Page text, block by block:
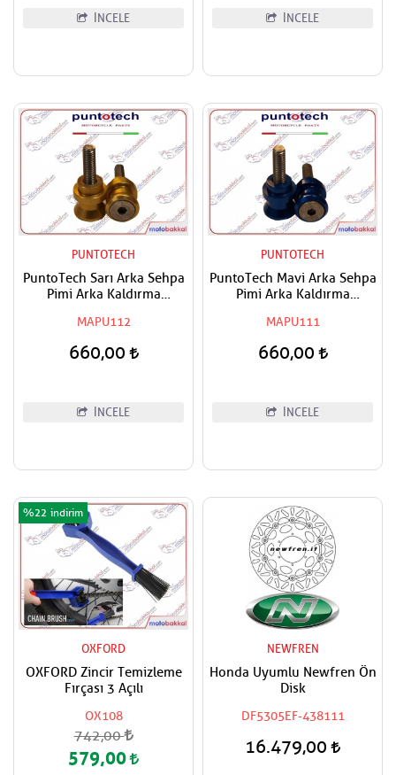
İNCELE İNCELE
PUNTOTECH
PuntoTech Sarı Arka Sehpa
Pimi Arka Kaldırma
Sliders M8
MAPU112
660,00
İNCELE
PUNTOTECH
PuntoTech Mavi Arka Sehpa
Pimi Arka Kaldırma
Sliders M8
MAPU111
660,00
İNCELE
OXFORD
OXFORD Zincir Temizleme
Fırçası 3 Açılı
OX108
%22
742,00
579,00
NEWFREN
Honda Uyumlu Newfren Ön
Disk
DF5305EF-438111
16.479,00